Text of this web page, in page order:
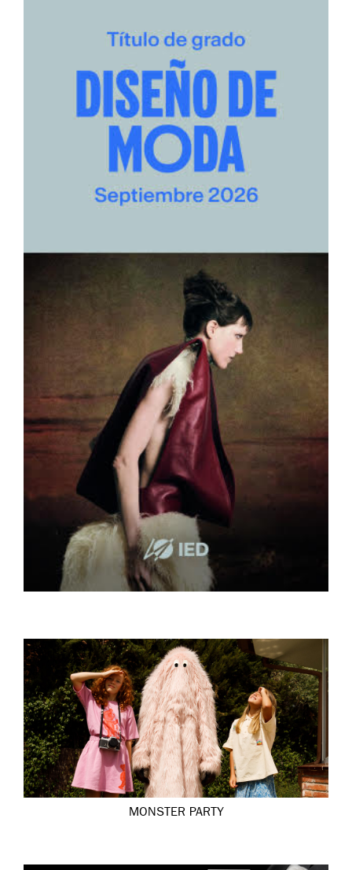
MONSTER PARTY